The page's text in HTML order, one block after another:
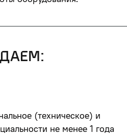
(техническое) и
не менее 1 года